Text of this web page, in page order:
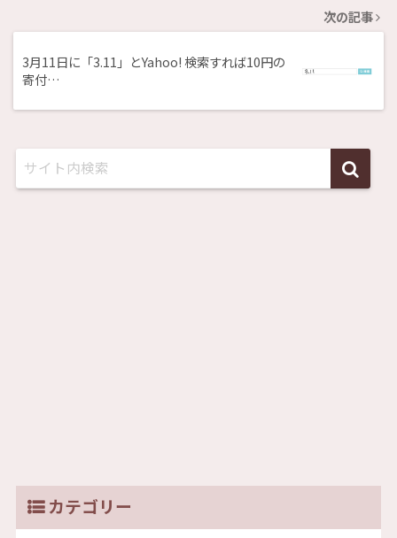
次の記事
3月11日に「3.11」とYahoo! 検索すれば10円の
寄付…
カテゴリー